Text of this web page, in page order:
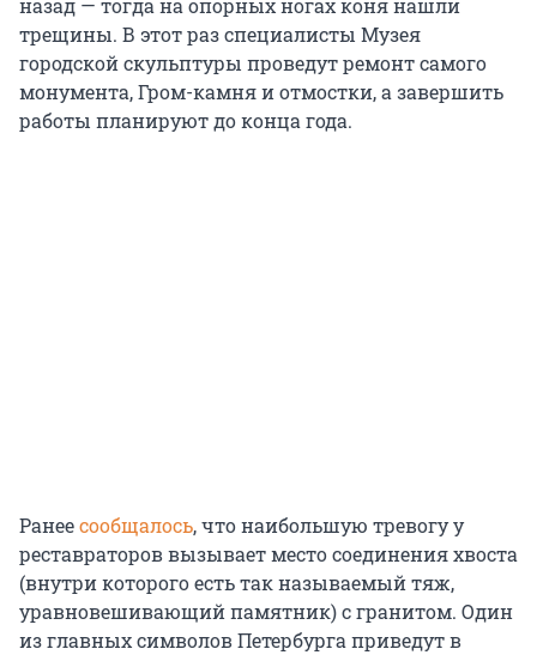
назад — тогда на опорных ногах коня нашли
трещины. В этот раз специалисты Музея
городской скульптуры проведут ремонт самого
монумента, Гром-камня и отмостки, а завершить
работы планируют до конца года.
Ранеесообщалось, что наибольшую тревогу у
реставраторов вызывает место соединения хвоста
(внутри которого есть так называемый тяж,
уравновешивающий памятник) с гранитом. Один
из главных символов Петербурга приведут в